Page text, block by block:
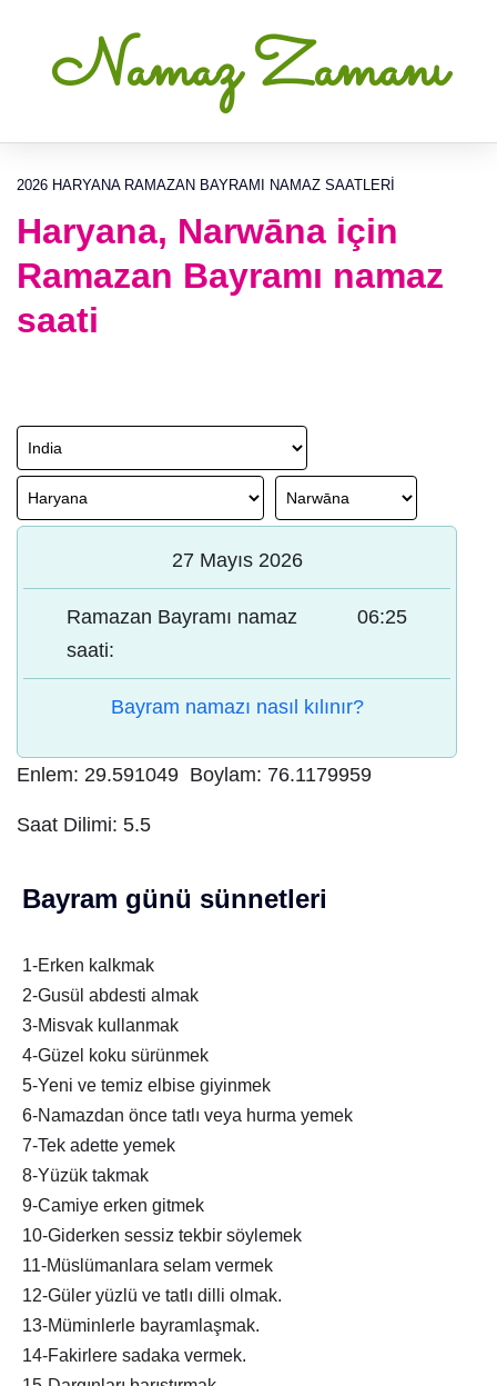
Namaz Zamanı
2026 HARYANA RAMAZAN BAYRAMI NAMAZ SAATLERI
Haryana, Narwāna için
Ramazan Bayramı namaz
saati
27 Mayıs 2026
Ramazan Bayramı namaz
saati:
06:25
Bayram namazı nasıl kılınır?
Enlem: 29.591049 Boylam: 76.1179959
Saat Dilimi: 5.5
Bayram günü sünnetleri
1-Erken kalkmak
2-Gusül abdesti almak
3-Misvak kullanmak
4-Güzel koku sürünmek
5-Yeni ve temiz elbise giyinmek
6-Namazdan önce tatlı veya hurma yemek
7-Tek adette yemek
8-Yüzük takmak
9-Camiye erken gitmek
10-Giderken sessiz tekbir söylemek
11-Müslümanlara selam vermek
12-Güler yüzlü ve tatlı dilli olmak.
13-Müminlerle bayramlaşmak.
14-Fakirlere sadaka vermek.